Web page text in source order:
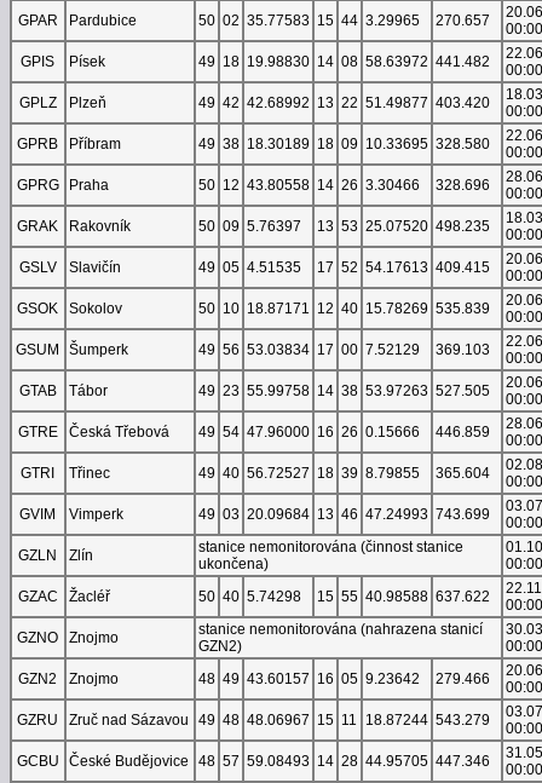
GPAR
Pardubice 50 02 35.77583 15 44 3.29965 270.657
00:00
GPIS
Písek 49 18 19.98830 14 08 58.63972 441.482
00:00
GPLZ
Plzeň 49 42 42.68992 13 22 51.49877 403.420
00:00
GPRB
Příbram 49 38 18.30189 18 09 10.33695 328.580
00:00
GPRG
Praha 50 12 43.80558 14 26 3.30466 328.696
00:00
GRAK
Rakovník 50 09 5.76397 13 53 25.07520 498.235
00:00
GSLV
Slavičín 49 05 4.51535 17 52 54.17613 409.415
00:00
GSOK
Sokolov 50 10 18.87171 12 40 15.78269 535.839
00:00
GSUM
Šumperk 49 56 53.03834 17 00 7.52129 369.103
00:00
GTAB
Tábor 49 23 55.99758 14 38 53.97263 527.505
00:00
GTRE
Česká Třebová 49 54 47.96000 16 26 0.15666 446.859
00:00
GTRI
Třinec 49 40 56.72527 18 39 8.79855 365.604
00:00
GVIM
Vimperk 49 03 20.09684 13 46 47.24993 743.699
00:00
GZLN
Zlín
stanice nemonitorována (činnost stanice
ukončena)
00:00
GZAC
Žacléř 50 40 5.74298 15 55 40.98588 637.622
00:00
GZNO
Znojmo
stanice nemonitorována (nahrazena stanicí
GZN2)
00:00
GZN2
Znojmo 48 49 43.60157 16 05 9.23642 279.466
00:00
GZRU
Zruč nad Sázavou 49 48 48.06967 15 11 18.87244 543.279
00:00
GCBU
České Budějovice 48 57 59.08493 14 28 44.95705 447.346
00:00